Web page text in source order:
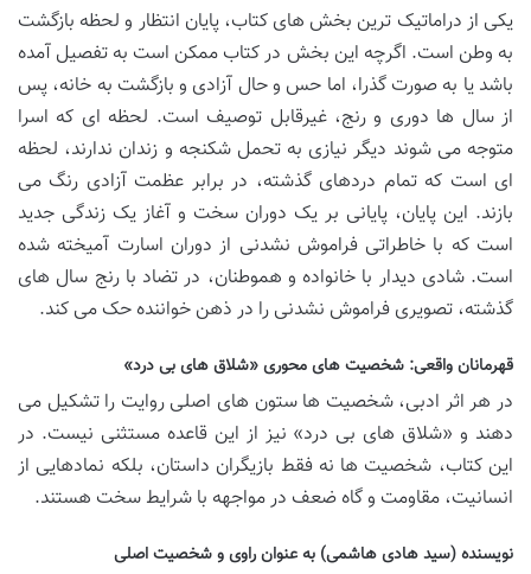
یکی از دراماتیک ترین بخش های کتاب، پایان انتظار و لحظه بازگشت
به وطن است. اگرچه این بخش در کتاب ممکن است به تفصیل آمده
باشد یا به صورت گذرا، اما حس و حال آزادی و بازگشت به خانه، پس
از سال ها دوری و رنج، غیرقابل توصیف است. لحظه ای که اسرا
متوجه می شوند دیگر نیازی به تحمل شکنجه و زندان ندارند، لحظه
ای است که تمام دردهای گذشته، در برابر عظمت آزادی رنگ می
بازند. این پایان، پایانی بر یک دوران سخت و آغاز یک زندگی جدید
است که با خاطراتی فراموش نشدنی از دوران اسارت آمیخته شده
است. شادی دیدار با خانواده و هموطنان، در تضاد با رنج سال های
گذشته، تصویری فراموش نشدنی را در ذهن خواننده حک می کند.
قهرمانان واقعی: شخصیت های محوری «شلاق های بی درد»
در هر اثر ادبی، شخصیت ها ستون های اصلی روایت را تشکیل می
دهند و «شلاق های بی درد» نیز از این قاعده مستثنی نیست. در
این کتاب، شخصیت ها نه فقط بازیگران داستان، بلکه نمادهایی از
انسانیت، مقاومت و گاه ضعف در مواجهه با شرایط سخت هستند.
نویسنده (سید هادی هاشمی) به عنوان راوی و شخصیت اصلی